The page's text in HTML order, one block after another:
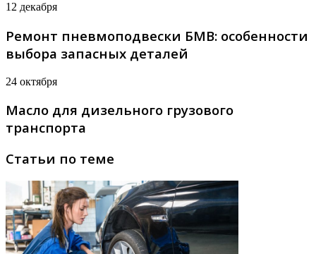
12 декабря
Ремонт пневмоподвески БМВ: особенности
выбора запасных деталей
24 октября
Масло для дизельного грузового
транспорта
Статьи по теме